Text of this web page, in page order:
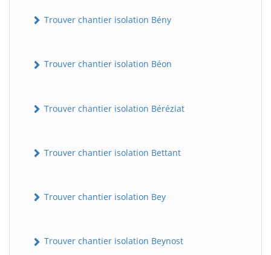
Trouver chantier isolation Bény
Trouver chantier isolation Béon
Trouver chantier isolation Béréziat
Trouver chantier isolation Bettant
Trouver chantier isolation Bey
Trouver chantier isolation Beynost